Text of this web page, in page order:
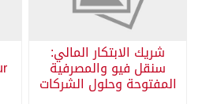
شريك الابتكار المالي:
سنقل فيو والمصرفية
المفتوحة وحلول الشركات